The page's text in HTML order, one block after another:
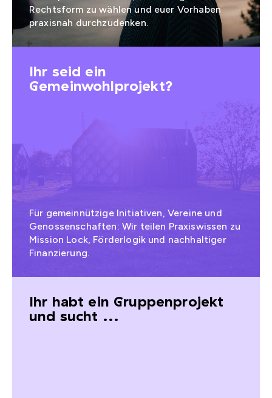
Rechtsform zu wählen und euer Vorhaben
praxisnah durchzudenken.
Ihr seid ein
Gemeinwohlprojekt?
Für gemeinnützige Initiativen, Vereine und
Genossenschaften: Wir teilen Praxiswissen zu
Mission Lock, Förderlogik und nachhaltiger
Finanzierung.
Ihr habt ein Gruppenprojekt
und sucht ...